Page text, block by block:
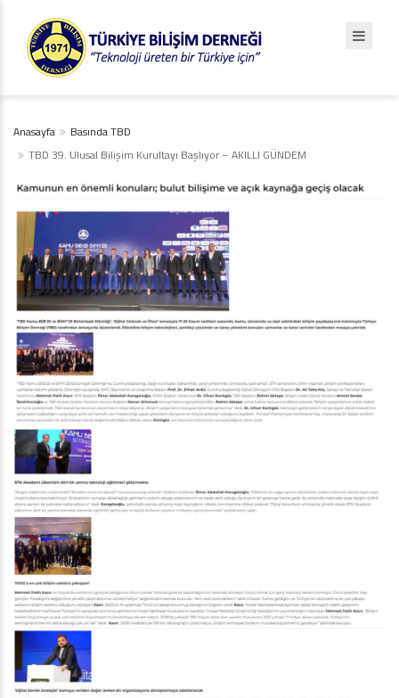
Anasayfa
Basında TBD
TBD 39. Ulusal Bilişim Kurultayı Başlıyor – AKILLI GÜNDEM